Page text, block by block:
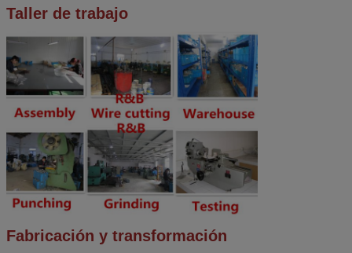
Taller de trabajo
Fabricación y transformación